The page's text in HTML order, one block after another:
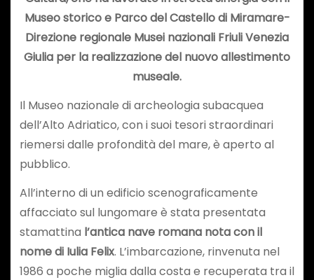
Museo storico e Parco del Castello di Miramare-
Direzione regionale Musei nazionali Friuli Venezia
Giulia per la realizzazione del nuovo allestimento
museale.
Il Museo nazionale di archeologia subacquea
dell’Alto Adriatico, con i suoi tesori straordinari
riemersi dalle profondità del mare, è aperto al
pubblico.
All’interno di un edificio scenograficamente
affacciato sul lungomare è stata presentata
stamattina l’antica nave romana nota con il
nome di Iulia Felix. L’imbarcazione, rinvenuta nel
1986 a poche miglia dalla costa e recuperata tra il